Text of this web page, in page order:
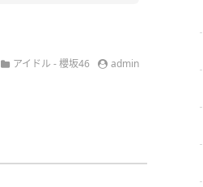
アイドル - 櫻坂46 admin